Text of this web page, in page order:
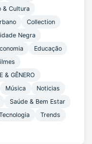
& Cultura
Collection
Negra
Educação
& GÊNERO
Música
Noticias
Saúde & Bem Estar
Trends